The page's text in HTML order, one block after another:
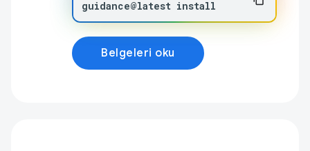
guidance@latest install
Belgeleri oku